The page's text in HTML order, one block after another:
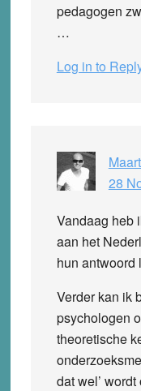
pedagogen
…
Log in to
28
Vandaag heb
aan het
hun antwoord
Verder kan ik
psychologen
theoretische
dat wel’